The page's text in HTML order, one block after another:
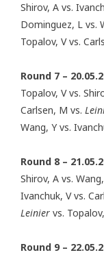
Shirov, A vs.
Dominguez, L vs.
Topalov, V vs.
Round 7 –
Topalov, V vs.
Carlsen, M vs.
Wang, Y vs.
Round 8 –
Shirov, A vs.
Ivanchuk, V vs.
Leinier vs.
Round 9 –